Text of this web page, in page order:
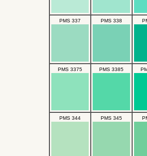
PMS 337 PMS 338
PMS 3375 PMS 3385
PMS 344 PMS 345